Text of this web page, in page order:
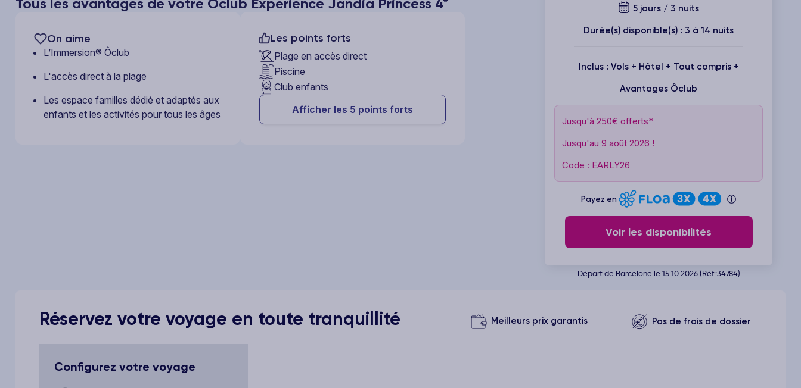
On aime
L’Immersion® Ôclub
L'accès direct à la plage
Les espace familles dédié et adaptés aux
enfants et les activités pour tous les âges
Les points forts
Plage en accès direct
Piscine
Club enfants
Afficher les 5 points forts
5 jours / 3 nuits
Durée(s) disponible(s) : 3 à 14 nuits
Inclus : Vols + Hôtel + Tout compris +
Avantages Ôclub
Jusqu'à 250€ offerts*
Jusqu'au 9 août 2026 !
Code : EARLY26
Payez en
Voir les disponibilités
Départ de Barcelone le 15.10.2026 (Réf.:34784)
Réservez votre voyage en toute tranquillité Meilleurs prix garantis Pas de frais de dossier
Configurez votre voyage